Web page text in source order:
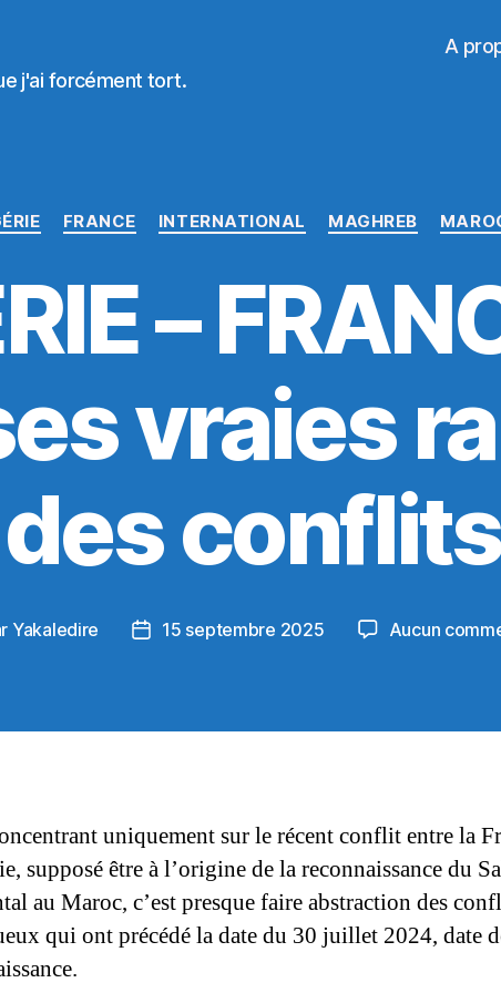
j'ai forcément tort.
A
Catégories
FRANCE INTERNATIONAL MAGHREB
–
vraies
des conflits
Yakaledire
Date15 septembre 2025 Aucun
uniquement sur le récent conflit entre la
supposé être à l’origine de la reconnaissance du
au Maroc, c’est presque faire abstraction des
qui ont précédé la date du 30 juillet 2024, date